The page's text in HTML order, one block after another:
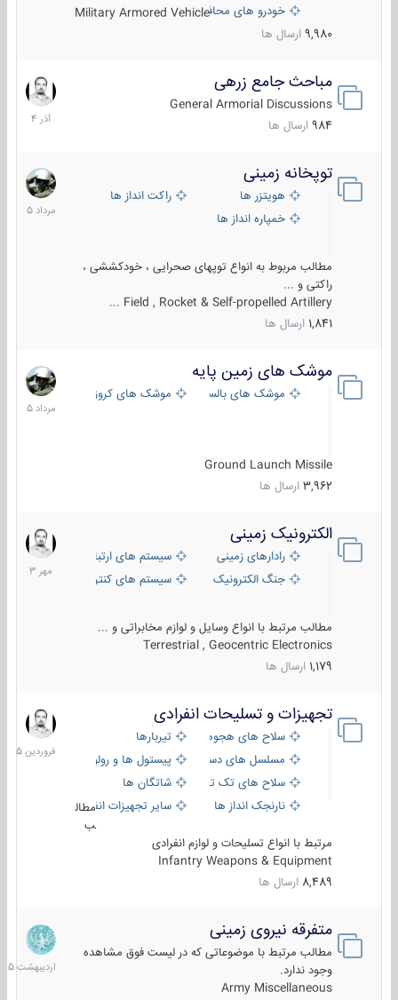
خودرو های محافظت شدهMilitary Armored Vehicle
9,980 ارسال ها
مباحث جامع زرهی
General Armorial Discussions
984 ارسال ها
7
آذر
1404
توپخانه زمینی
هویتزر ها
راکت انداز ها
خمپاره انداز ها
مطالب مربوط به انواع توپهای صحرایی ، خودکششی ،
راکتی و ...
Field , Rocket & Self-propelled Artillery ...
1,841 ارسال ها
9
مرداد
1405
موشک های زمین پایه
موشک های بالستیک موشک های کروز
Ground Launch Missile
3,962 ارسال ها
2
مرداد
1405
الکترونیک زمینی
رادارهای زمینی
سیستم های ارتباطی و جمع آوری
جنگ الکترونیک
سیستم های کنترل آتش و تجهیزات
مطالب مرتبط با انواع وسایل و لوازم مخابراتی و ...
Terrestrial , Geocentric Electronics
1,179 ارسال ها
1
مهر
1403
تجهیزات و تسلیحات انفرادی
سلاح های هجومی
تیربارها
مسلسل های دستی
پیستول ها و رولورها
سلاح های تک تیر اندازیشاتگان ها
نارنجک انداز ها
سایر تجهیزات انفرادی
مطال
ب
مرتبط با انواع تسلیحات و لوازم انفرادی
Infantry Weapons & Equipment
8,489 ارسال ها
17
فروردین
1405
متفرقه نیروی زمینی
مطالب مرتبط با موضوعاتی که در لیست فوق مشاهده
وجود ندارد.
Army Miscellaneous
27
1405